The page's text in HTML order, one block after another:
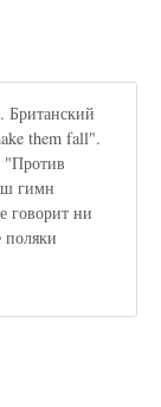
Британский
them fall".
"Против
гимн
говорит ни
поляки